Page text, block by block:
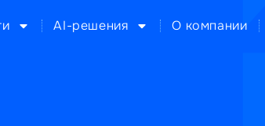
AI-решения О компании